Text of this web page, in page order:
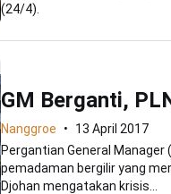
(24/4).
GM Berganti,
Nanggroe
13 April 2017
Pergantian General Manager
pemadaman bergilir yang
Djohan mengatakan krisis...